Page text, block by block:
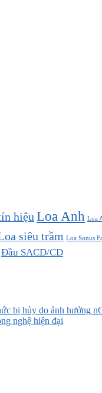
hiệu Loa Anh Loa
siêu trầm Loa Sonus
Đầu SACD/CD
bị hủy do ảnh hưởng
nghệ hiện đại